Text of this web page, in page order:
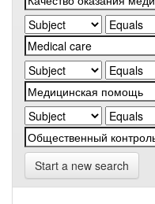
Start a new search